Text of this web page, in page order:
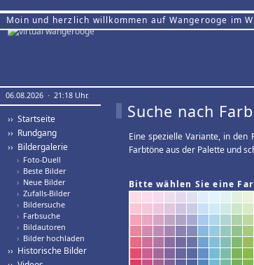
Moin und herzlich willkommen auf Wangerooge im
06.08.2026 · 21:18 Uhr.
›› Startseite
›› Rundgang
›› Bildergalerie
› Foto-Duell
› Beste Bilder
› Neue Bilder
› Zufalls-Bilder
› Bildersuche
› Farbsuche
› Bildautoren
› Bilder hochladen
›› Historische Bilder
Suche nach
Eine spezielle Variante, in
Farbtöne aus der Palette und
Bitte wählen Sie eine